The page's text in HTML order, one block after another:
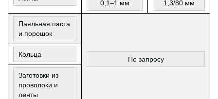
0,1–1 мм 1,3/80 мм
Паяльная паста
и порошок
По запросу
Кольца
Заготовки из
проволоки и
ленты